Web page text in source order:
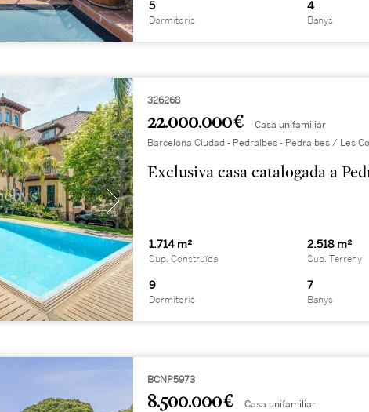
5
Dormitoris
4
Banys
326268
22.000.000 € Casa unifamiliar
Barcelona Ciudad - Pedralbes - Pedralbes / Les
Exclusiva casa catalogada a
1.714 m²
Sup. Construïda
2.518 m²
Sup. Terreny
9
Dormitoris
7
Banys
BCNP5973
8.500.000 € Casa unifamiliar